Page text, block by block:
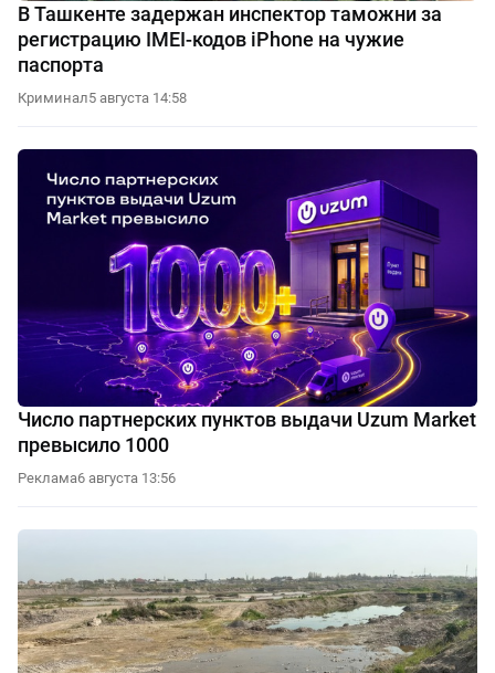
В Ташкенте задержан инспектор таможни за
регистрацию IMEI-кодов iPhone на чужие
паспорта
Криминал5 августа 14:58
Число партнерских пунктов выдачи Uzum Market
превысило 1000
Реклама6 августа 13:56